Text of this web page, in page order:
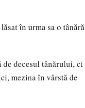
în urma sa o tânără
de decesul tânărului, ci
mezina în vârstă de